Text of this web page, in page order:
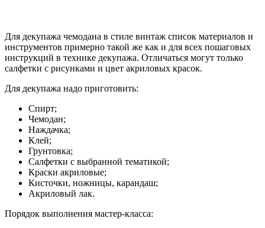
Для декупажа чемодана в стиле винтаж список материалов и
инструментов примерно такой же как и для всех пошаговых
инструкций в технике декупажа. Отличаться могут только
салфетки с рисунками и цвет акриловых красок.
Для декупажа надо приготовить:
Спирт;
Чемодан;
Наждачка;
Клей;
Грунтовка;
Салфетки с выбранной тематикой;
Краски акриловые;
Кисточки, ножницы, карандаш;
Акриловый лак.
Порядок выполнения мастер-класса: